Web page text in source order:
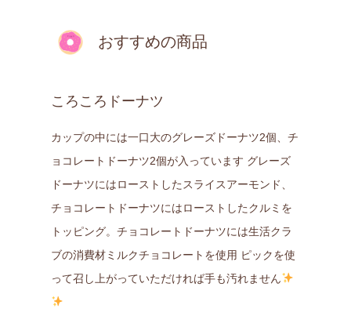
おすすめの商品
ころころドーナツ
カップの中には一口大のグレーズドーナツ2個、チ
ョコレートドーナツ2個が入っています グレーズ
ドーナツにはローストしたスライスアーモンド、
チョコレートドーナツにはローストしたクルミを
トッピング。チョコレートドーナツには生活クラ
ブの消費材ミルクチョコレートを使用 ピックを使
って召し上がっていただければ手も汚れません